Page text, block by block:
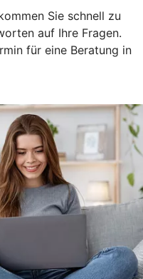
Sie schnell zu
auf Ihre Fragen.
für eine Beratung in